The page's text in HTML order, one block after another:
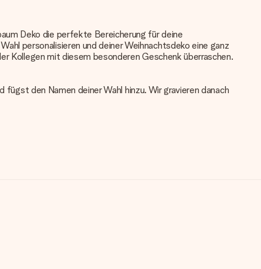
Deko die perfekte Bereicherung für deine
personalisieren und deiner Weihnachtsdeko eine ganz
Kollegen mit diesem besonderen Geschenk überraschen.
den Namen deiner Wahl hinzu. Wir gravieren danach